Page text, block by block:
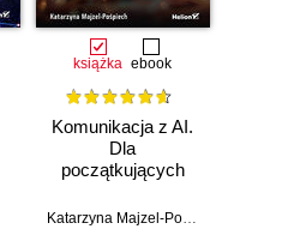
książka ebook
Komunikacja z AI.
Dla
początkujących
Katarzyna Majzel-Pośpiech